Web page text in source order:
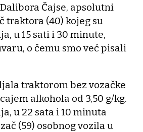
Čajse, apsolutni
traktora (40) kojeg su
u 15 sati i 30 minute,
o čemu smo već pisali
traktorom bez vozačke
alkohola od 3,50 g/kg.
u 22 sata i 10 minuta
(59) osobnog vozila u